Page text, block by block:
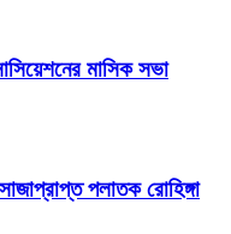
মাসিক সভা
পলাতক রোহিঙ্গা